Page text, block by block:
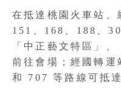
在抵達桃園火車站、
151、168、188、
「中正藝文特區」
前往會場；經國轉
和 707 等路線可抵